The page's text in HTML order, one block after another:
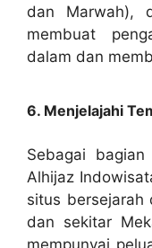
dan Marwah),
membuat
dalam dan
6. Menjelajahi
Sebagai
Alhijaz
situs bersejarah
dan sekitar
mempunyai